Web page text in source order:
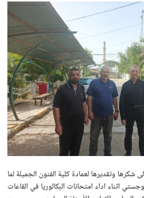
شكرها وتقديرها لعمادة كلية الفنون الجميلة لما
اثناء اداء امتحانات البكالوريا في القاعات